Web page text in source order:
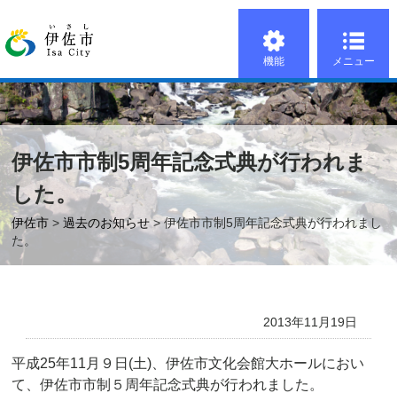
機能 メニュー
伊佐市市制5周年記念式典が行われま
した。
伊佐市 >過去のお知らせ> 伊佐市市制5周年記念式典が行われまし
た。
2013年11月19日
平成25年11月９日(土)、伊佐市文化会館大ホールにおい
て、伊佐市市制５周年記念式典が行われました。